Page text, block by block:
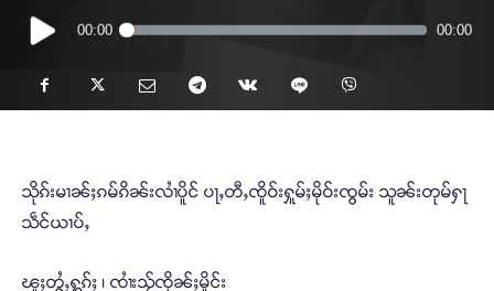
Audio
Player
00:00 00:00
သိုၵ်းမၢၼ်ႈၵမ်ၵိၼ်းလၢႆပိူင် ပႃႇတီႇၸိူဝ်းႁူမ်ႈမိုဝ်းၸွမ်း သူၼ်းတုမ်ႁႃ
သဵင်ယၢပ်ႇ
ၽူႈတွႆႇႁွၵ်ႈ ၊ ၸၢႆးသႂ်ၸိုၼ်ႈမိူင်း